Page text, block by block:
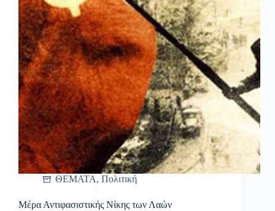
ΘΕΜΑΤΑ, Πολιτική
Μέρα Αντιφασιστικής Νίκης των Λαών